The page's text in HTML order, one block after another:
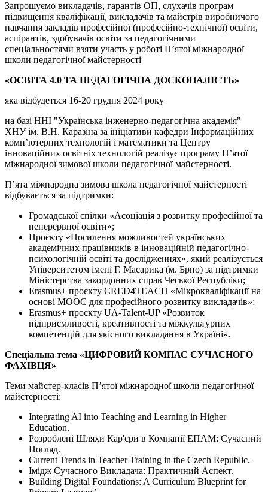
Запрошуємо викладачів, гарантів ОП, слухачів програм
підвищення кваліфікації, викладачів та майстрів виробничого
навчання закладів професійної (професійно-технічної) освіти,
аспірантів, здобувачів освіти за педагогічними
спеціальностями взяти участь у роботі П’ятої міжнародної
школи педагогічної майстерності
«ОСВІТА 4.0 ТА ПЕДАГОГІЧНА ДОСКОНАЛІСТЬ»
яка відбудеться 16-20 грудня 2024 року
на базі ННІ "Українська інженерно-педагогічна академія"
ХНУ ім. В.Н. Каразіна за ініціативи кафедри Інформаційних
комп’ютерних технологій і математики та Центру
інноваційних освітніх технологій реалізує програму П’ятої
міжнародної зимової школи педагогічної майстерності.
П’ята міжнародна зимова школа педагогічної майстерності
відбувається за підтримки:
Громадської спілки «Асоціація з розвитку професійної та
неперервної освіти»;
Проєкту «Посилення можливостей українських
академічних працівників в інноваційній педагогічно-
психологічній освіті та дослідженнях», який реалізується
Університетом імені Г. Масарика (м. Брно) за підтримки
Міністерства закордонних справ Чеської Республіки;
Erasmus+ проєкту CRED4TEACH «Мікрокваліфікації на
основі MООС для професійного розвитку викладачів»;
Erasmus+ проєкту UA-Talent-UP «Розвиток
підприємливості, креативності та міжкультурних
компетенцій для якісного викладання в Україні».
Спеціальна тема «ЦИФРОВИЙ КОМПАС СУЧАСНОГО
ФАХІВЦЯ»
Теми майстер-класів П’ятої міжнародної школи педагогічної
майстерності:
Integrating AI into Teaching and Learning in Higher
Education.
Розроблені Шляхи Кар'єри в Компанії ЕПАМ: Сучасний
Погляд.
Current Trends in Teacher Training in the Czech Republic.
Імідж Сучасного Викладача: Практичний Аспект.
Building Digital Foundations: A Curriculum Blueprint for